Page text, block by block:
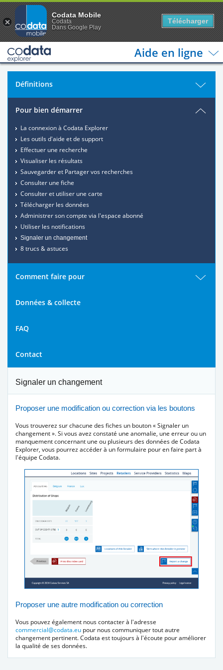
Aide en ligne
Définitions
Pour bien démarrer
La connexion à Codata Explorer
Les outils d'aide et de support
Effectuer une recherche
Visualiser les résultats
Sauvegarder et Partager vos recherches
Consulter une fiche
Consulter et utiliser une carte
Télécharger les données
Administrer son compte via l'espace abonné
Utiliser les notifications
Signaler un changement
8 trucs & astuces
Comment faire pour
Données & collecte
FAQ
Contact
Signaler un changement
Proposer une modification ou correction via les boutons
Vous trouverez sur chacune des fiches un bouton « Signaler un
changement ». Si vous avez constaté une anomalie, une erreur ou un
manquement concernant une ou plusieurs des données de Codata
Explorer, vous pourrez accéder à un formulaire pour en faire part à
l'équipe Codata.
Proposer une autre modification ou correction
Vous pouvez également nous contacter à l'adresse
commercial@codata.eu pour nous communiquer tout autre
changement pertinent. Codata est toujours à l'écoute pour améliorer
la qualité de ses données.
Codata Mobile
Codata
Dans Google Play
Télécharger